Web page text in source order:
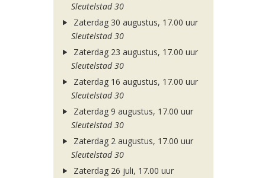
Sleutelstad 30
Zaterdag 30 augustus, 17.00 uur
Sleutelstad 30
Zaterdag 23 augustus, 17.00 uur
Sleutelstad 30
Zaterdag 16 augustus, 17.00 uur
Sleutelstad 30
Zaterdag 9 augustus, 17.00 uur
Sleutelstad 30
Zaterdag 2 augustus, 17.00 uur
Sleutelstad 30
Zaterdag 26 juli, 17.00 uur